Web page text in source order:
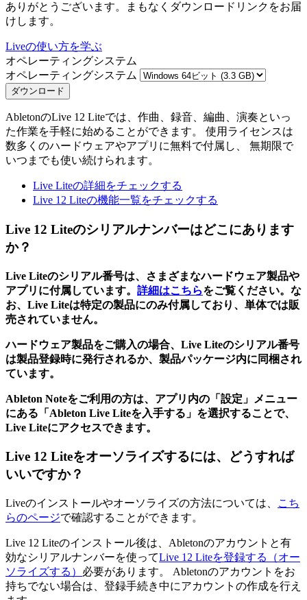
ありがとうございます。まもなくダウンロードリンクをお届
けします。
Liveの使い方を学ぶ
オペレーティングシステム
オペレーティングシステム
ダウンロード
AbletonのLive 12 Liteでは、作曲、録音、編曲、演奏といっ
た作業を手軽に始めることができます。 使用ライセンスは
数多くのハードウェアやアプリに無料で付属し、 無期限で
いつまでも使い続けられます。
Live Liteの詳細をチェックする
Live 12 Liteの機能一覧をチェックする
Live 12 Liteのシリアルナンバーはどこにあります
か？
Live Liteのシリアル番号は、さまざまなハードウェア製品や
アプリに付属しています。 詳細はこちらをご覧ください。な
お、Live Liteは特定の製品にのみ付属しており、単体では販
売されていません。
ハードウェア製品をご購入の場合、Live Liteのシリアル番号
は製品登録時に発行されるか、製品パッケージ内に同梱され
ています。
Ableton Noteをご利用の方は、アプリ内の「設定」メニュー
にある「Ableton Live Liteを入手する」を選択することで、
Live Liteにアクセスできます。
Live 12 Liteをオーソライズするには、どうすれば
いいですか？
Liveのインストールやオーソライズの方法については、
こち
らのページで確認することができます。
Live 12 Liteのインストール後は、Abletonのアカウントと有
効なシリアルナンバーを使ってLive 12 Liteを登録する（オー
ソライズする） 必要があります。 Abletonのアカウントをお
持ちでない場合は、登録手続き中にアカウントの作成を行え